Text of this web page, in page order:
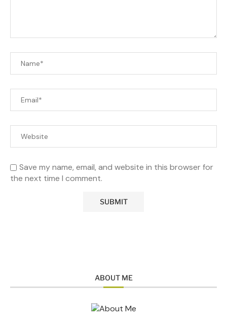
Save my name, email, and website in this browser for
the next time I comment.
ABOUT ME